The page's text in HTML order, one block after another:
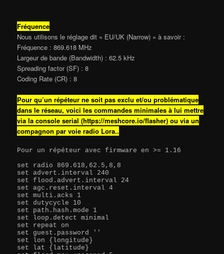
Fréquence
Nous utilisons le réglage dit « EU/UK (Narrow) » à savoir :
Fréquence : 869.618 MHz
Largeur de bande (Bandwidth) : 62.5 kHz
Spreading factor (SF) : 8
Coding Rate (CR) : 8
Pour qu’un répéteur ne soit pas exclu et/ou problématique
dans le réseau, voici les commandes minimales à lui mettre
via la console serial (https://meshcore.io/flasher) ou via un
compagnon par voie radio Lora..
Pour un répéteur avec firmware en >= 1.16
set radio 869.618,62.5,8,8
set advert.interval 240
set flood.advert.interval 24
set agc.reset.interval 4
set multi.acks 1
set dutycycle 10
set path.hash.mode 1
set loop.detect minimal
set repeat on
set guest.password ''
set lon {longitude}
set lat {latitude}